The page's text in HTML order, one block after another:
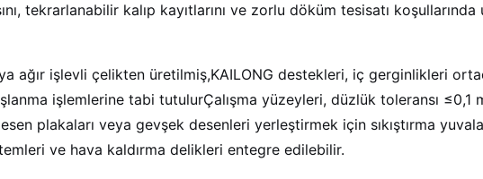
tekrarlanabilir kalıp kayıtlarını ve zorlu döküm tesisatı koşullarında
ağır işlevli çelikten üretilmiş,KAILONG destekleri, iç gerginlikleri
işlemlerine tabi tutulurÇalışma yüzeyleri, düzlük toleransı ≤0,1
plakaları veya gevşek desenleri yerleştirmek için sıkıştırma
ve hava kaldırma delikleri entegre edilebilir.